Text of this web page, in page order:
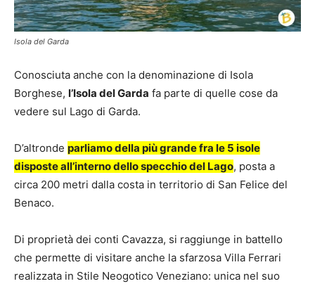
Isola del Garda
Conosciuta anche con la denominazione di Isola
Borghese, l’Isola del Garda fa parte di quelle cose da
vedere sul Lago di Garda.
D’altronde parliamo della più grande fra le 5 isole
disposte all’interno dello specchio del Lago, posta a
circa 200 metri dalla costa in territorio di San Felice del
Benaco.
Di proprietà dei conti Cavazza, si raggiunge in battello
che permette di visitare anche la sfarzosa Villa Ferrari
realizzata in Stile Neogotico Veneziano: unica nel suo